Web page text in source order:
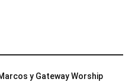
y Gateway Worship